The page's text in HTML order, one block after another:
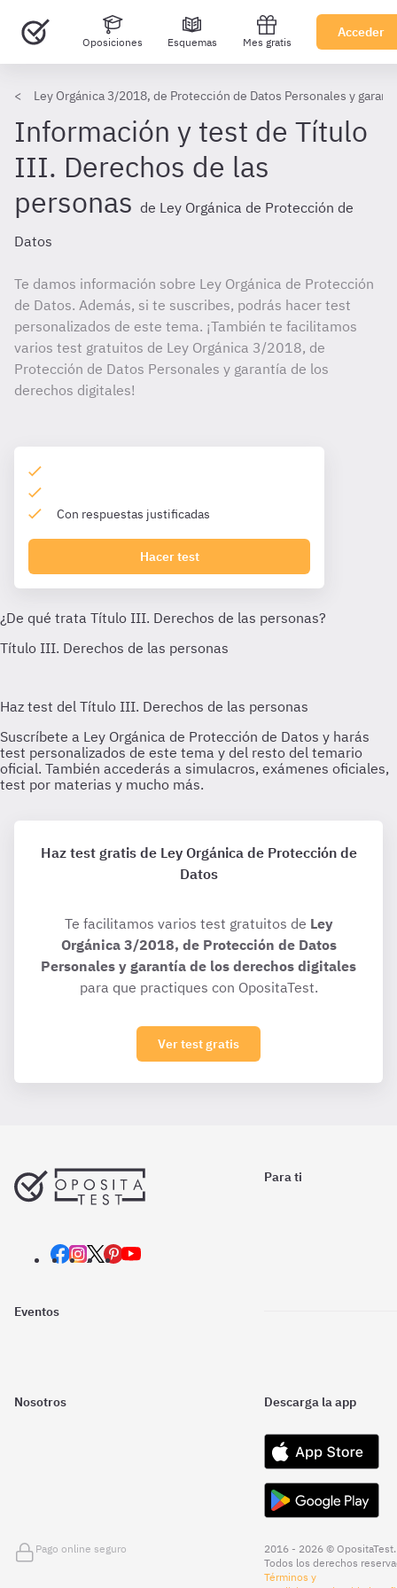
Oposiciones Esquemas Mes gratis
Acceder
Ley Orgánica 3/2018, de Protección de Datos Personales y
Información y test de Título
III. Derechos de las
personas de Ley Orgánica de Protección de
Datos
Te damos información sobre Ley Orgánica de Protección
de Datos. Además, si te suscribes, podrás hacer test
personalizados de este tema. ¡También te facilitamos
varios test gratuitos de Ley Orgánica 3/2018, de
Protección de Datos Personales y garantía de los
derechos digitales!
Con respuestas justificadas
Hacer test
Haz test gratis de Ley Orgánica de Protección de
Datos
Te facilitamos varios test gratuitos de Ley
Orgánica 3/2018, de Protección de Datos
Personales y garantía de los derechos digitales
para que practiques con OpositaTest.
Ver test gratis
Para ti
Eventos
Nosotros Descarga la app
Pago online seguro
2016 - 2026 © OpositaTest.
Todos los derechos
Términos y